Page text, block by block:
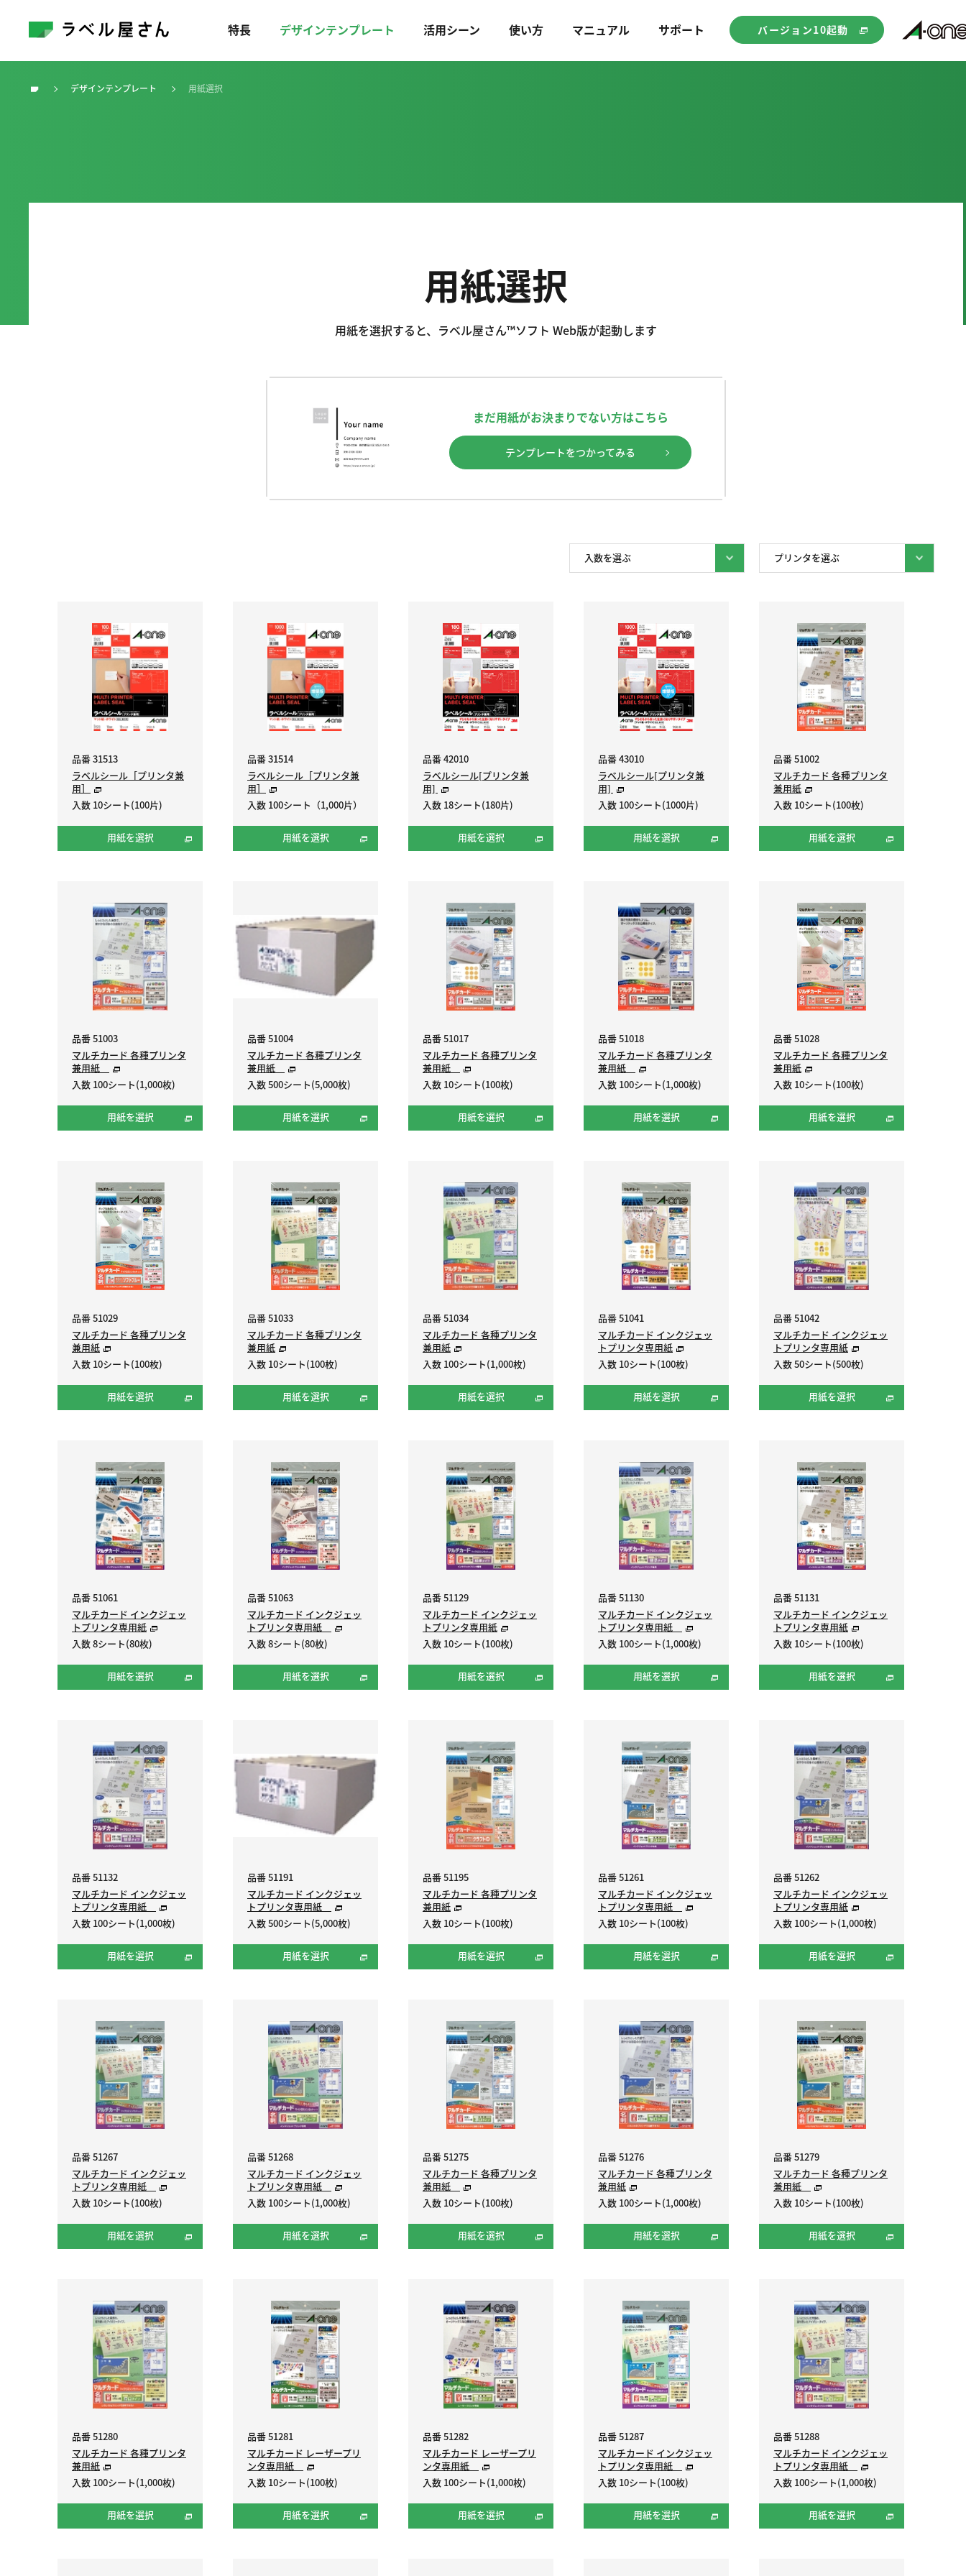
特長 デザインテンプレート 活用シーン 使い方 マニュアル サポート バージョン10起動
トップ デザインテンプレート 用紙選択
用紙選択
用紙を選択すると、ラベル屋さん™ソフト Web版が起動します
まだ用紙がお決まりでない方はこちら
テンプレートをつかってみる
品番 31513
ラベルシール［プリンタ兼
用］
入数 10シート(100片)
用紙を選択
品番 31514
ラベルシール［プリンタ兼
用］
入数 100シート（1,000片）
用紙を選択
品番 42010
ラベルシール[プリンタ兼
用]
入数 18シート(180片)
用紙を選択
品番 43010
ラベルシール[プリンタ兼
用]
入数 100シート(1000片)
用紙を選択
品番 51002
マルチカード 各種プリンタ
兼用紙
入数 10シート(100枚)
用紙を選択
品番 51003
マルチカード 各種プリンタ
兼用紙
入数 100シート(1,000枚)
用紙を選択
品番 51004
マルチカード 各種プリンタ
兼用紙
入数 500シート(5,000枚)
用紙を選択
品番 51017
マルチカード 各種プリンタ
兼用紙
入数 10シート(100枚)
用紙を選択
品番 51018
マルチカード 各種プリンタ
兼用紙
入数 100シート(1,000枚)
用紙を選択
品番 51028
マルチカード 各種プリンタ
兼用紙
入数 10シート(100枚)
用紙を選択
品番 51029
マルチカード 各種プリンタ
兼用紙
入数 10シート(100枚)
用紙を選択
品番 51033
マルチカード 各種プリンタ
兼用紙
入数 10シート(100枚)
用紙を選択
品番 51034
マルチカード 各種プリンタ
兼用紙
入数 100シート(1,000枚)
用紙を選択
品番 51041
マルチカード インクジェッ
トプリンタ専用紙
入数 10シート(100枚)
用紙を選択
品番 51042
マルチカード インクジェッ
トプリンタ専用紙
入数 50シート(500枚)
用紙を選択
品番 51061
マルチカード インクジェッ
トプリンタ専用紙
入数 8シート(80枚)
用紙を選択
品番 51063
マルチカード インクジェッ
トプリンタ専用紙
入数 8シート(80枚)
用紙を選択
品番 51129
マルチカード インクジェッ
トプリンタ専用紙
入数 10シート(100枚)
用紙を選択
品番 51130
マルチカード インクジェッ
トプリンタ専用紙
入数 100シート(1,000枚)
用紙を選択
品番 51131
マルチカード インクジェッ
トプリンタ専用紙
入数 10シート(100枚)
用紙を選択
品番 51132
マルチカード インクジェッ
トプリンタ専用紙
入数 100シート(1,000枚)
用紙を選択
品番 51191
マルチカード インクジェッ
トプリンタ専用紙
入数 500シート(5,000枚)
用紙を選択
品番 51195
マルチカード 各種プリンタ
兼用紙
入数 10シート(100枚)
用紙を選択
品番 51261
マルチカード インクジェッ
トプリンタ専用紙
入数 10シート(100枚)
用紙を選択
品番 51262
マルチカード インクジェッ
トプリンタ専用紙
入数 100シート(1,000枚)
用紙を選択
品番 51267
マルチカード インクジェッ
トプリンタ専用紙
入数 10シート(100枚)
用紙を選択
品番 51268
マルチカード インクジェッ
トプリンタ専用紙
入数 100シート(1,000枚)
用紙を選択
品番 51275
マルチカード 各種プリンタ
兼用紙
入数 10シート(100枚)
用紙を選択
品番 51276
マルチカード 各種プリンタ
兼用紙
入数 100シート(1,000枚)
用紙を選択
品番 51279
マルチカード 各種プリンタ
兼用紙
入数 10シート(100枚)
用紙を選択
品番 51280
マルチカード 各種プリンタ
兼用紙
入数 100シート(1,000枚)
用紙を選択
品番 51281
マルチカード レーザープリ
ンタ専用紙
入数 10シート(100枚)
用紙を選択
品番 51282
マルチカード レーザープリ
ンタ専用紙
入数 100シート(1,000枚)
用紙を選択
品番 51287
マルチカード インクジェッ
トプリンタ専用紙
入数 10シート(100枚)
用紙を選択
品番 51288
マルチカード インクジェッ
トプリンタ専用紙
入数 100シート(1,000枚)
用紙を選択